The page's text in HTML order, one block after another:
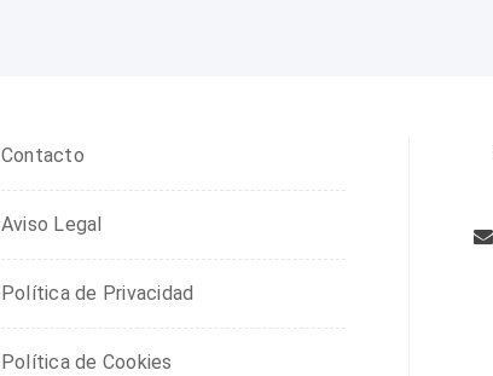
Contacto
Aviso Legal
Política de Privacidad
Política de Cookies